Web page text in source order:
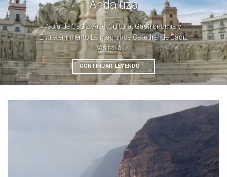
Andaluza
Guía de Cádiz: Arte, Cultura, Gastronomía y
Entretenimiento La magnífica Catedral de Cádiz
Visita la [...]
CONTINUAR LEYENDO →